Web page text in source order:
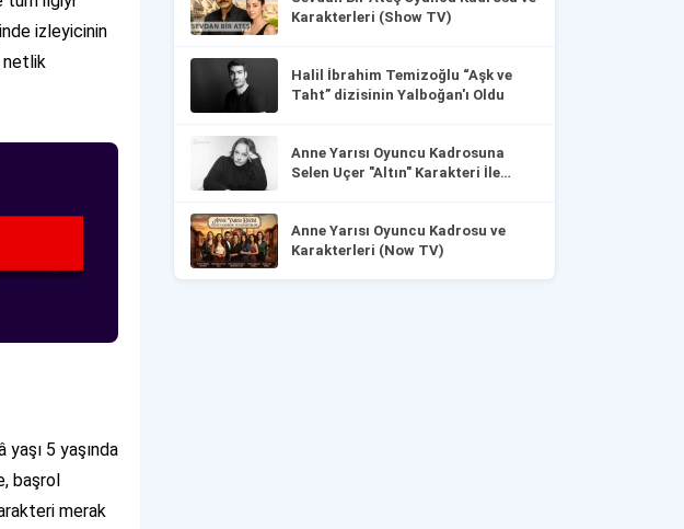
izleyicinin
netlik
5 yaşında
başrol
merak
Karakterleri (Show TV)
Halil İbrahim Temizoğlu “Aşk ve
Taht” dizisinin Yalboğan'ı Oldu
Anne Yarısı Oyuncu Kadrosuna
Selen Uçer "Altın" Karakteri İle
Anne Yarısı Oyuncu Kadrosu ve
Karakterleri (Now TV)